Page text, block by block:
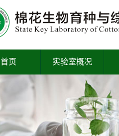
首页 实验室概况